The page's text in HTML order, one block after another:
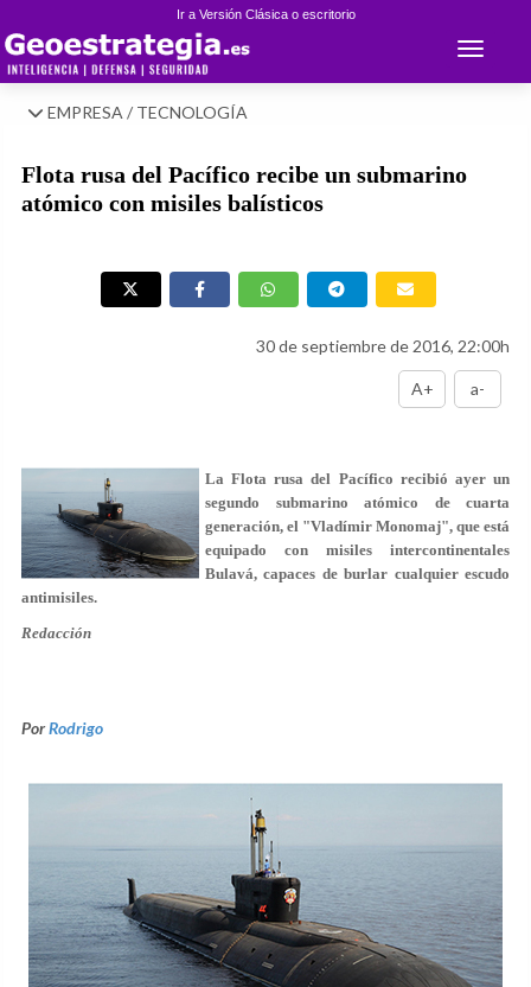
Ir a Versión Clásica o escritorio
Toggle
EMPRESA / TECNOLOGÍA
Flota rusa del Pacífico recibe un submarino
atómico con misiles balísticos
30 de septiembre de 2016, 22:00h
A+ a-
La Flota rusa del Pacífico recibió ayer un
segundo submarino atómico de cuarta
generación, el "Vladímir Monomaj", que está
equipado con misiles intercontinentales
Bulavá, capaces de burlar cualquier escudo
antimisiles.
Redacción
PorRodrigo